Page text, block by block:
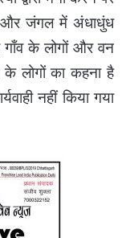
और जंगल में अंधाधुंध
के लोगों और वन
लोगों का कहना है
नहीं किया गया